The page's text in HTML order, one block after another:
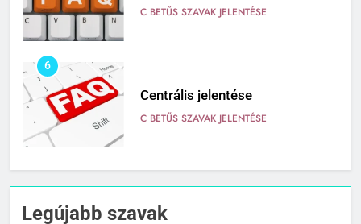
C BETŰS SZAVAK JELENTÉSE
6
Centrális jelentése
C BETŰS SZAVAK JELENTÉSE
7
Céltudatos jelentése
Legújabb szavak